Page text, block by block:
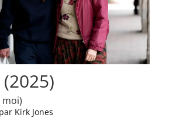
Kirk Jones